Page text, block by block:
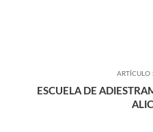
ARTÍCULO
ESCUELA DE